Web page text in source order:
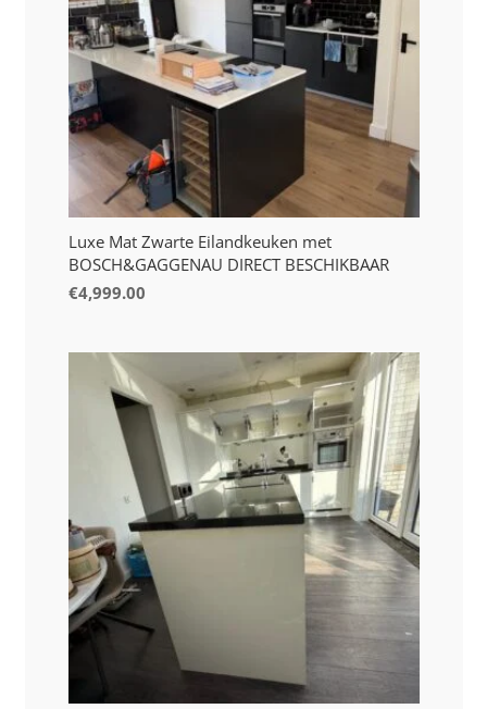
Luxe Mat Zwarte Eilandkeuken met
BOSCH&GAGGENAU DIRECT BESCHIKBAAR
€4,999.00